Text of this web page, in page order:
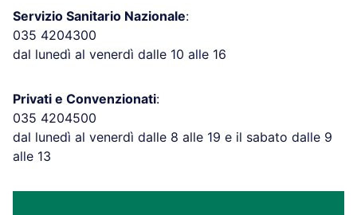
Servizio Sanitario Nazionale:
035 4204300
dal lunedì al venerdì dalle 10 alle 16
Privati e Convenzionati:
035 4204500
dal lunedì al venerdì dalle 8 alle 19 e il sabato dalle 9
alle 13